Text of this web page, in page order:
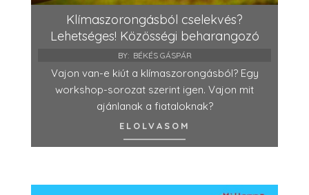
Klímaszorongásból cselekvés?
Lehetséges! Közösségi beharangozó
BY: BÉKÉS GÁSPÁR
Vajon van-e kiút a klímaszorongásból? Egy
workshop-sorozat szerint igen. Vajon mit
ajánlanak a fiataloknak?
ELOLVASOM